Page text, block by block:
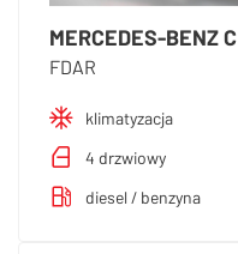
MERCEDES-BENZ C
FDAR
klimatyzacja
4 drzwiowy
diesel / benzyna